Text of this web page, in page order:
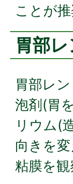
ことが
胃部
胃部レ
泡剤(胃
リウム(
向きを
粘膜を観